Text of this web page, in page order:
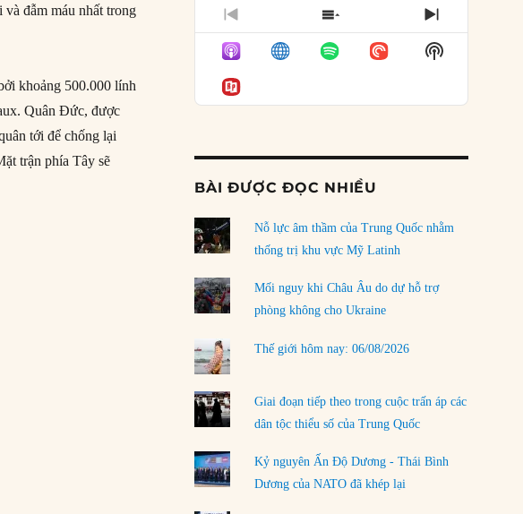
và đẫm máu nhất trong
khoảng 500.000 lính
Quân Đức, được
tới để chống lại
trận phía Tây sẽ
02/1916: Đức chiếm Pháo đài Douaumont ở Verdun”
04/08/2026
Tại sao Trung Quốc phủ nhận cuộc gặp với
Ngoại trưởng Nhật Bản?
04/08/2026
03/08/2026
Đặt cược vào thất bại: Các quỹ đầu tư mạo
rủi ro
02/08/2026
Làm thế nào để kết thúc Chiến tranh Iran?
01/08/2026
Chiến lược kế tiếp của Bắc Kinh ở Biển Đông
31/07/2026
Trật tự thế giới mới: Các nước nhỏ sẽ luôn
phải chịu đựng?
LOAD MORE
PREVIOUS
EPISODE
SHOW
EPISODES
LIST
NEXT
EPISODE
Show
Podcast
BÀI ĐƯỢC ĐỌC NHIỀU
Nỗ lực âm thầm của Trung Quốc nhằm
thống trị khu vực Mỹ Latinh
Mối nguy khi Châu Âu do dự hỗ trợ
phòng không cho Ukraine
Thế giới hôm nay: 06/08/2026
Giai đoạn tiếp theo trong cuộc trấn áp các
dân tộc thiểu số của Trung Quốc
Kỷ nguyên Ấn Độ Dương - Thái Bình
Dương của NATO đã khép lại